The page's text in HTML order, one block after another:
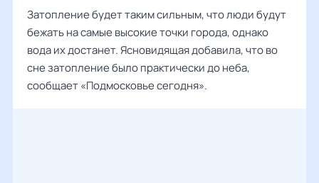
Затопление будет таким сильным, что люди будут
бежать на самые высокие точки города, однако
вода их достанет. Ясновидящая добавила, что во
сне затопление было практически до неба,
сообщает «Подмосковье сегодня».